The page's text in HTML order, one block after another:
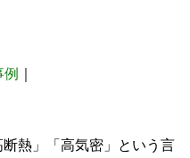
熱」「高気密」という言